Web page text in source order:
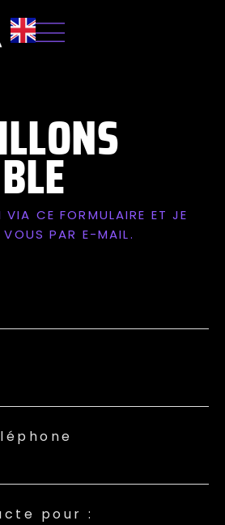
CE FORMULAIRE ET JE
VOUS PAR E-MAIL.
pour :